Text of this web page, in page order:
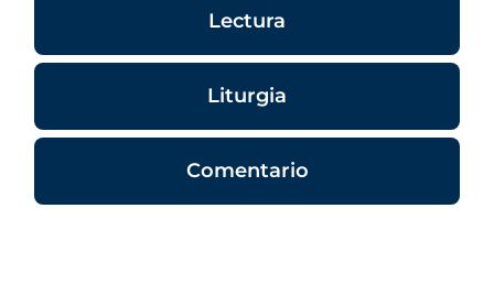
Lectura
Liturgia
Comentario